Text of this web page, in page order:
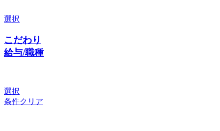
選択
こだわり
給与/職種
選択
条件クリア